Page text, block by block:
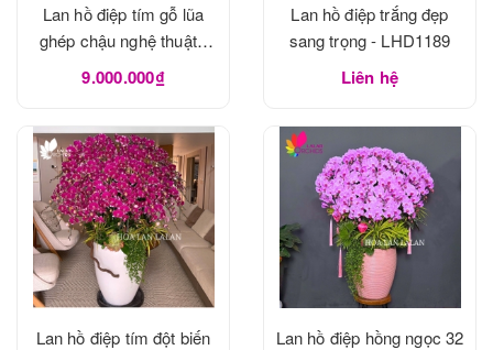
Lan hồ điệp tím gỗ lũa
ghép chậu nghệ thuật -
LHD1190
9.000.000₫
Lan hồ điệp trắng đẹp
sang trọng - LHD1189
Liên hệ
Lan hồ điệp tím đột biến
Lan hồ điệp hồng ngọc 32